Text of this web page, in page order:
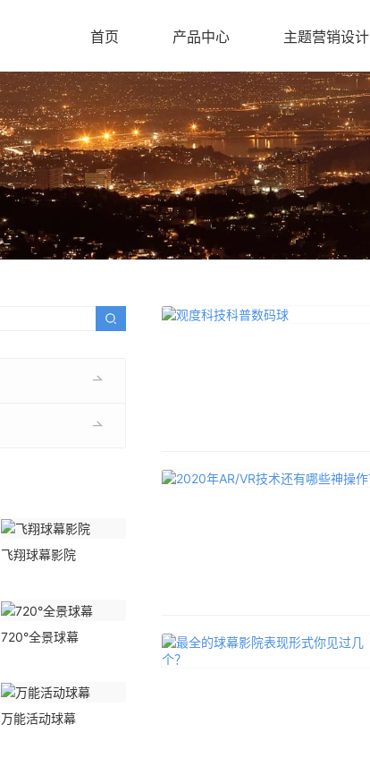
首页 产品中心 主题营销设计
飞翔球幕影院
720°全景球幕
万能活动球幕